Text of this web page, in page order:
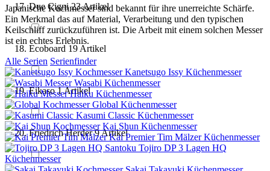
Due Cigni 23Artikel
Ecoboard 19 Artikel
Eikaso 1Artikel
Friedrich Herder 9Artikel
Japanische Kochmesser sind bekannt für ihre unerreichte Schärfe.
Ein Merkmal das auf Material, Verarbeitung und den typischen
Keilschliff zurückzuführen ist. Die Arbeit mit einem solchen Messer
ist ein echtes Erlebnis.
Alle Serien Serienfinder
Kanetsugo Issy Küchenmesser
Wasabi Küchenmesser
Haiku Küchenmesser
Global Küchenmesser
Kasumi Classic Küchenmesser
Kai Shun Küchenmesser
Kai Premier Tim Mälzer Küchenmesser
Tojiro DP 3 Lagen HQ
Küchenmesser